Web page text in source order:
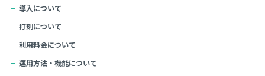
導入について
打刻について
利用料金について
運用方法・機能について